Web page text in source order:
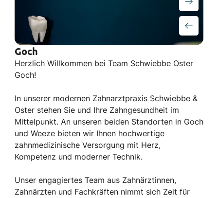
Goch
Herzlich Willkommen bei Team Schwiebbe Oster
Goch!
In unserer modernen Zahnarztpraxis Schwiebbe &
Oster stehen Sie und Ihre Zahngesundheit im
Mittelpunkt. An unseren beiden Standorten in Goch
und Weeze bieten wir Ihnen hochwertige
zahnmedizinische Versorgung mit Herz,
Kompetenz und moderner Technik.
Unser engagiertes Team aus Zahnärztinnen,
Zahnärzten und Fachkräften nimmt sich Zeit für